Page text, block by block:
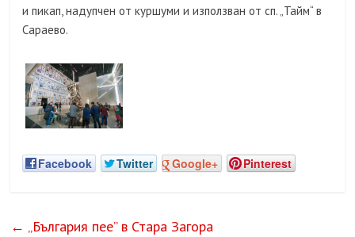
и пикап, надупчен от куршуми и използван от сп. „Тайм“ в
Сараево.
Facebook Twitter Google+ Pinterest
← „България пее” в Стара Загора